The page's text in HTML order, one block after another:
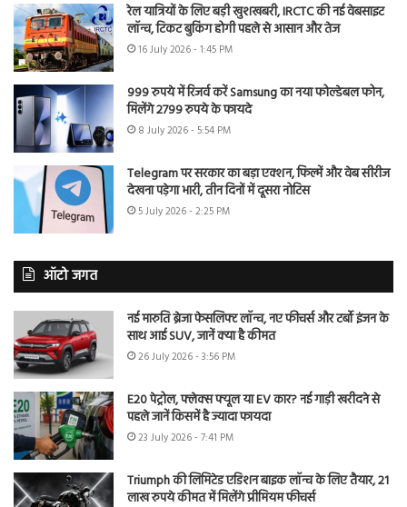
रेल यात्रियों के लिए बड़ी खुशखबरी, IRCTC की नई वेबसाइट
लॉन्च, टिकट बुकिंग होगी पहले से आसान और तेज
16 July 2026 - 1:45 PM
999 रुपये में रिजर्व करें Samsung का नया फोल्डेबल फोन,
मिलेंगे 2799 रुपये के फायदे
8 July 2026 - 5:54 PM
Telegram पर सरकार का बड़ा एक्शन, फिल्में और वेब सीरीज
देखना पड़ेगा भारी, तीन दिनों में दूसरा नोटिस
5 July 2026 - 2:25 PM
ऑटो जगत
नई मारुति ब्रेजा फेसलिफ्ट लॉन्च, नए फीचर्स और टर्बो इंजन के
साथ आई SUV, जानें क्या है कीमत
26 July 2026 - 3:56 PM
E20 पेट्रोल, फ्लेक्स फ्यूल या EV कार? नई गाड़ी खरीदने से
पहले जानें किसमें है ज्यादा फायदा
23 July 2026 - 7:41 PM
Triumph की लिमिटेड एडिशन बाइक लॉन्च के लिए तैयार, 21
लाख रुपये कीमत में मिलेंगे प्रीमियम फीचर्स